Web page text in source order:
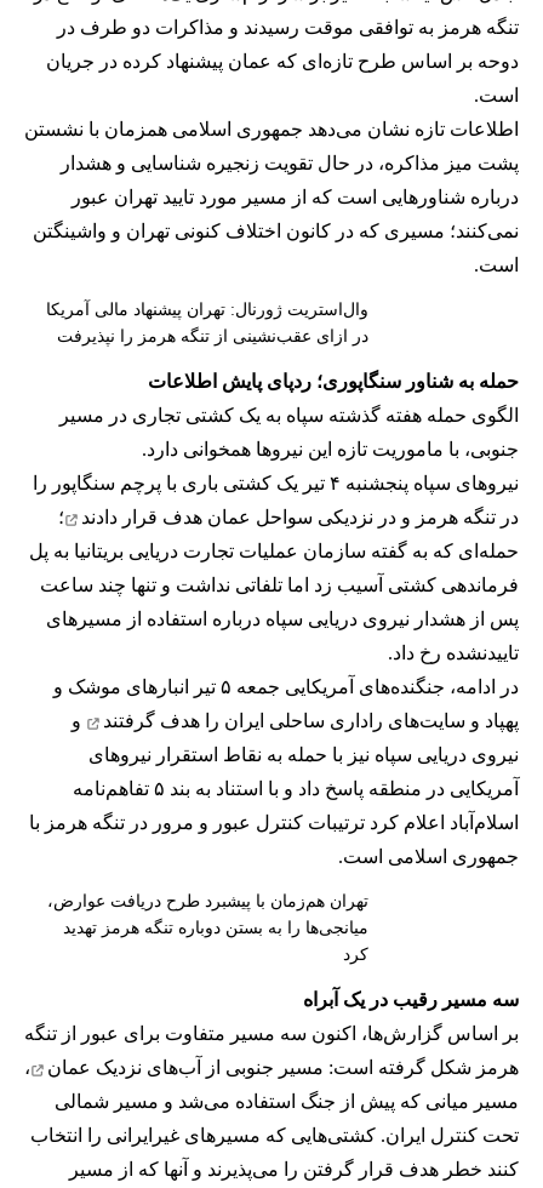
تنگه هرمز به توافقی موقت رسیدند و مذاکرات دو طرف در
دوحه بر اساس طرح تازه‌ای که عمان پیشنهاد کرده در جریان
است.
اطلاعات تازه نشان می‌دهد جمهوری اسلامی همزمان با نشستن
پشت میز مذاکره، در حال تقویت زنجیره شناسایی و هشدار
درباره شناورهایی است که از مسیر مورد تایید تهران عبور
نمی‌کنند؛ مسیری که در کانون اختلاف کنونی تهران و واشینگتن
است.
وال‌استریت ژورنال: تهران پیشنهاد مالی آمریکا
در ازای عقب‌نشینی از تنگه هرمز را نپذیرفت
حمله به شناور سنگاپوری؛ ردپای پایش اطلاعات
الگوی حمله هفته گذشته سپاه به یک کشتی تجاری در مسیر
جنوبی، با ماموریت تازه این نیروها همخوانی دارد.
نیروهای سپاه پنجشنبه ۴ تیر یک کشتی باری با پرچم سنگاپور را
در تنگه هرمز و در نزدیکی سواحل عمان هدف قرار دادند
؛
حمله‌ای که به گفته سازمان عملیات تجارت دریایی بریتانیا به پل
فرماندهی کشتی آسیب زد اما تلفاتی نداشت و تنها چند ساعت
پس از هشدار نیروی دریایی سپاه درباره استفاده از مسیرهای
تاییدنشده رخ داد.
در ادامه، جنگنده‌های آمریکایی جمعه ۵ تیر انبارهای موشک و
پهپاد و سایت‌های راداری ساحلی ایران را هدف گرفتند
و
نیروی دریایی سپاه نیز با حمله به نقاط استقرار نیروهای
آمریکایی در منطقه پاسخ داد و با استناد به بند ۵ تفاهم‌نامه
اسلام‌آباد اعلام کرد ترتیبات کنترل عبور و مرور در تنگه هرمز با
جمهوری اسلامی است.
تهران هم‌زمان با پیشبرد طرح دریافت عوارض،
میانجی‌ها را به بستن دوباره تنگه هرمز تهدید
کرد
سه مسیر رقیب در یک آبراه
بر اساس گزارش‌ها، اکنون سه مسیر متفاوت برای عبور از تنگه
هرمز شکل گرفته است: مسیر جنوبی از
آب‌های نزدیک عمان
،
مسیر میانی که پیش از جنگ استفاده می‌شد و مسیر شمالی
تحت کنترل ایران. کشتی‌هایی که مسیرهای غیرایرانی را انتخاب
کنند خطر هدف قرار گرفتن را می‌پذیرند و آنها که از مسیر